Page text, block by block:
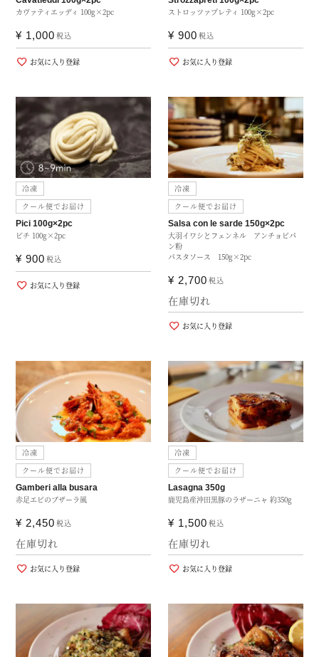
カヴァティエッディ 100g×2pc
¥ 1,000 税込
お気に入り登録
ストロッツァプレティ 100g×2pc
¥ 900 税込
お気に入り登録
冷凍
クール便でお届け
ピチ 100g×2pc
Pici 100g×2pc
¥ 900 税込
お気に入り登録
冷凍
クール便でお届け
大羽イワシとフェンネル アンチョビパ
ン粉
パスタソース 150g×2pc
Salsa con le sarde 150g×2pc
¥ 2,700 税込
在庫切れ
お気に入り登録
冷凍
クール便でお届け
赤足エビのブザーラ風
Gamberi alla busara
¥ 2,450 税込
在庫切れ
お気に入り登録
冷凍
クール便でお届け
鹿児島産沖田黒豚のラザーニャ 約350g
Lasagna 350g
¥ 1,500 税込
在庫切れ
お気に入り登録